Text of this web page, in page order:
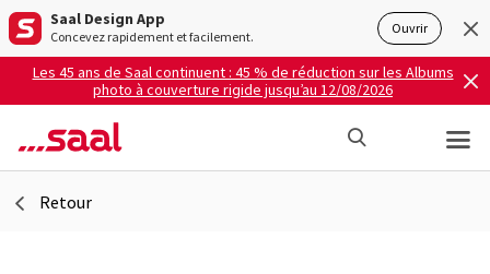
Saal Design App
Concevez rapidement et facilement. Ouvrir
Les 45 ans de Saal continuent : 45 % de réduction sur les Albums
photo à couverture rigide jusqu’au 12/08/2026
Retour